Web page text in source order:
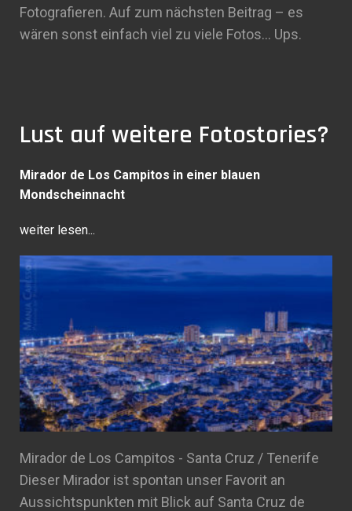
Fotografieren. Auf zum nächsten Beitrag – es
wären sonst einfach viel zu viele Fotos… Ups.
Lust auf weitere Fotostories?
Mirador de Los Campitos in einer blauen
Mondscheinnacht
weiter lesen...
Mirador de Los Campitos - Santa Cruz / Tenerife
Dieser Mirador ist spontan unser Favorit an
Aussichtspunkten mit Blick auf Santa Cruz de